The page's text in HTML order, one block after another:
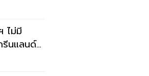
ไม่มี
นแลนด์–